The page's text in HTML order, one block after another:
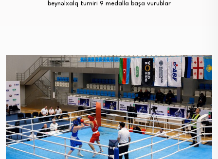
beynəlxalq turniri 9 medalla başa vurublar